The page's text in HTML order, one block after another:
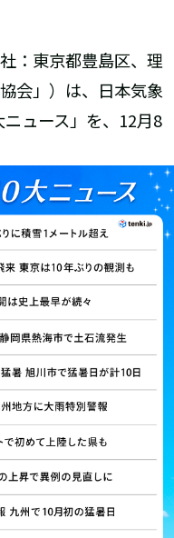
：東京都豊島区、理
会」）は、日本気象
ュース」を、12月8